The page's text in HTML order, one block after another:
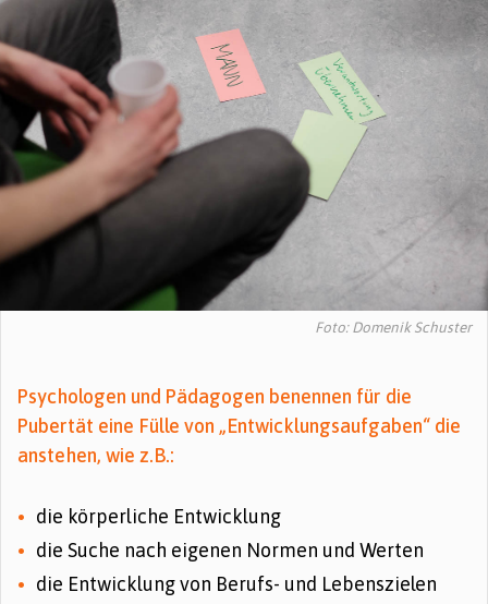
Foto: Domenik Schuster
Psychologen und Pädagogen benennen für die
Pubertät eine Fülle von „Entwicklungsaufgaben“ die
anstehen, wie z.B.:
die körperliche Entwicklung
die Suche nach eigenen Normen und Werten
die Entwicklung von Berufs- und Lebenszielen